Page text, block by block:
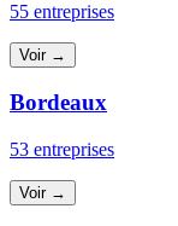
55 entreprises
Voir →
Bordeaux
53 entreprises
Voir →